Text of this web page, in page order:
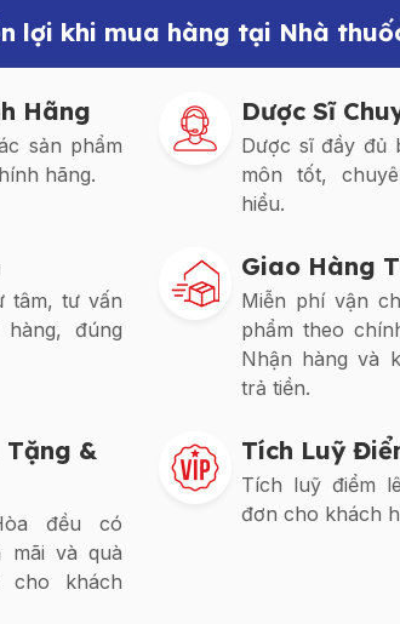
lợi khi mua hàng tại Nhà
Hãng
sản phẩm
hãng.
Dược Sĩ
Dược sĩ đầy đủ
môn tốt,
hiểu.
tâm, tư vấn
đúng
Giao Hàng
Miễn phí vận
phẩm theo
Nhận hàng và
trả tiền.
Tặng &
đều có
mãi và quà
cho khách
Tích Luỹ
Tích luỹ điểm
đơn cho khách